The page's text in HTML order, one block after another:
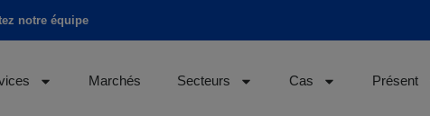
notre équipe
Marchés Secteurs Cas Présent